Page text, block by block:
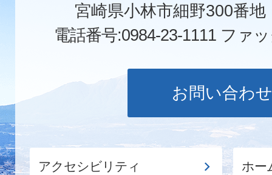
宮崎県小林市細野300番
電話番号:0984-23-1111 ファ
お問い合わせ
アクセシビリティ ホー